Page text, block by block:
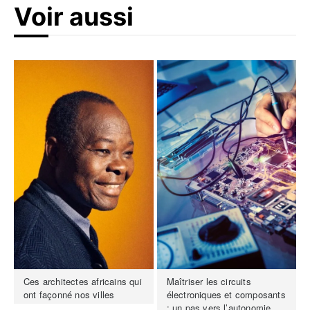
Voir aussi
Ces architectes africains qui
ont façonné nos villes
Maîtriser les circuits
électroniques et composants